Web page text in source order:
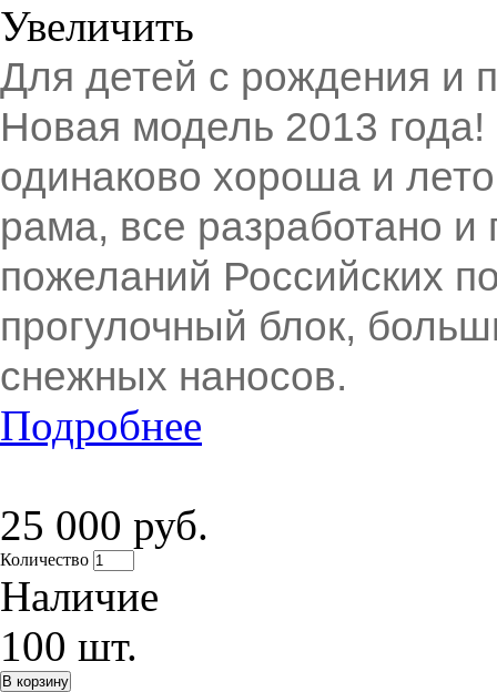
Увеличить
Для детей с рождения и
Новая модель 2013 года!
одинаково хороша и
рама, все разработано и
пожеланий Российских
прогулочный блок,
снежных наносов.
Подробнее
25 000 руб.
Количество
Наличие
100 шт.